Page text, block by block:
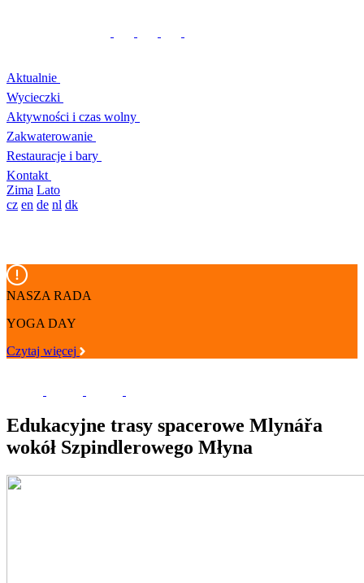
Aktualnie
Wycieczki
Aktywności i czas wolny
Zakwaterowanie
Restauracje i bary
Kontakt
Zima Lato
cz en de nl dk
NASZA RADA
YOGA DAY
Czytaj więcej
Edukacyjne trasy spacerowe Mlynářa
wokół Szpindlerowego Młyna